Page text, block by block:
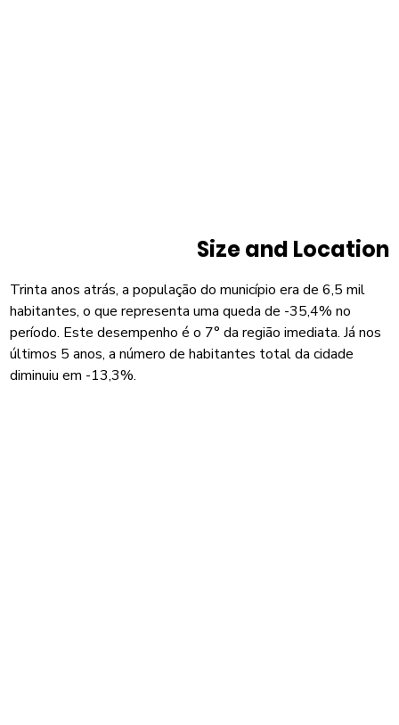
Size and Location
Trinta anos atrás, a população do município era de 6,5 mil
habitantes, o que representa uma queda de -35,4% no
período. Este desempenho é o 7° da região imediata. Já nos
últimos 5 anos, a número de habitantes total da cidade
diminuiu em -13,3%.